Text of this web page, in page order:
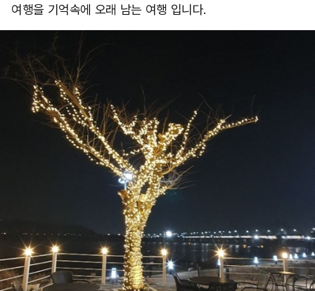
여행을 기억속에 오래 남는 여행 입니다.